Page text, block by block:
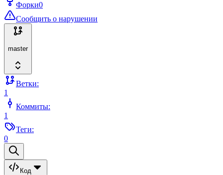
Форки0
Сообщить о нарушении
master
Ветки:
1
Коммиты:
1
Теги:
0
Код